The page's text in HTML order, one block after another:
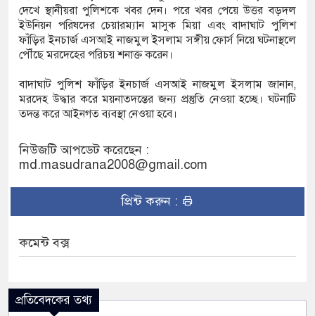
পর ব্যাটেই জবাব, অস্ট্রেলিয়ার বিপক্ষে মিরাজের
ক্রীড়াবিদদের জন্য আন্তর্জাতিক মানের জাতীয়
আয়োজন করবে সরকার
দেখে স্থানীয়রা পুলিশকে খবর দেন। পরে খবর পেয়ে উত্তর বড়দল
ইউনিয়ন পরিষদের চেয়ারম্যান মাসুক মিয়া এবং বাদাঘাট পুলিশ
ফাঁড়ির ইনচার্জ এসআই নাজমুল ইসলাম সঙ্গীয় ফোর্স নিয়ে ঘটনাস্থলে
পৌঁছে মরদেহের পরিচয় শনাক্ত করেন।
বাদাঘাট পুলিশ ফাঁড়ির ইনচার্জ এসআই নাজমুল ইসলাম জানান,
মরদেহ উদ্ধার করে ময়নাতদন্তের জন্য প্রস্তুতি নেওয়া হচ্ছে। ঘটনাটি
তদন্ত করে আইনগত ব্যবস্থা নেওয়া হবে।
নিউজটি আপডেট করেছেন :
md.masudrana2008@gmail.com
প্রিন্ট করুন :
কমেন্ট বক্স
প্রতিবেদকের তথ্য